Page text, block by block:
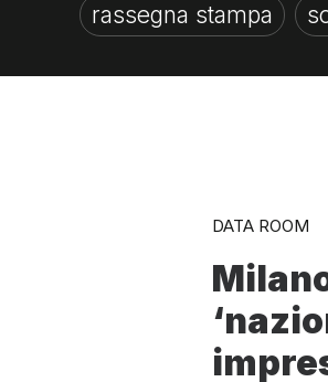
rassegna stampa
DATA ROOM